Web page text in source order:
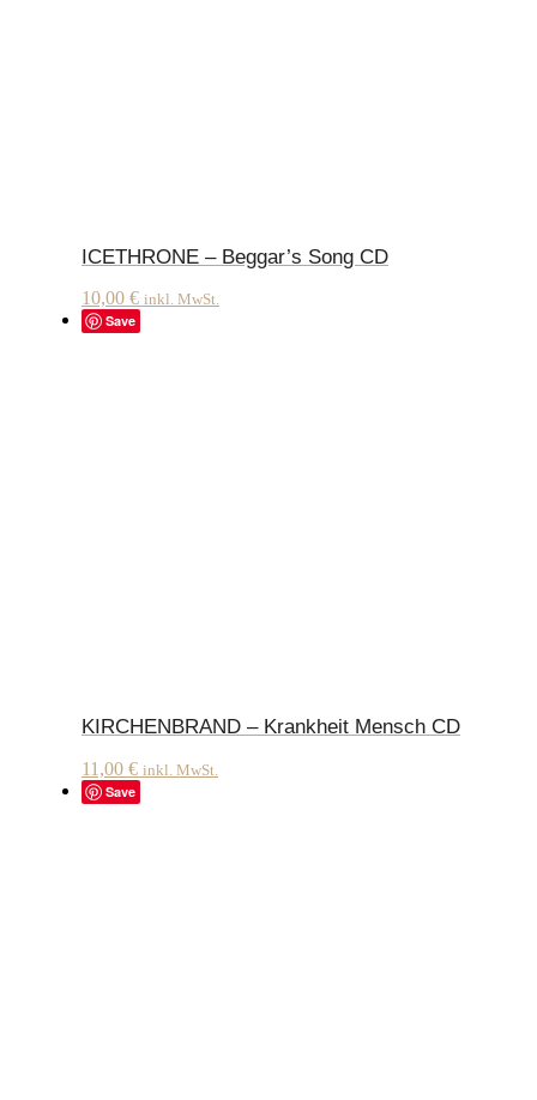
ICETHRONE – Beggar’s Song CD
10,00 € inkl. MwSt.
Save
KIRCHENBRAND – Krankheit Mensch CD
11,00 € inkl. MwSt.
Save